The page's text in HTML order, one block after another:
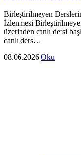
Birleştirilmeyen
İzlenmesi
üzerinden canlı dersi
canlı ders…
08.06.2026 Oku